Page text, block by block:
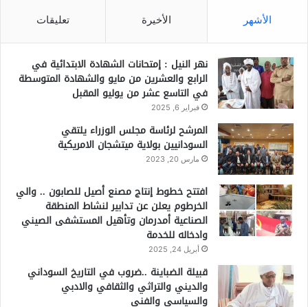
الأشهر الأخيرة تعليقات
نهر النيل : إمتحانات الشهادة الابتدائية في
الرابع والعشرين من مايو والشهادة المتوسطة
في التاسع عشر من يوليو المقبل
فبراير 6, 2025
المرشح لرئاسة مجلس الوزراء يلتقي
السودانيين بولاية ميتشجان الامريكية
مارس 20, 2023
افتتح خطوط إنتاج مصنع أصيل للصابون .. والي
الخرطوم يعلن عن تدابير لنشاط المنطقة
الصناعية أمدرمان وتأهيل المستشفى الصيني
وادخاله للخدمة
أبريل 24, 2025
قبيلة الضباينة ..ضروب في التاريخ السوداني
والديني والتراثي والثقافي والادبي
والسياسي والفني